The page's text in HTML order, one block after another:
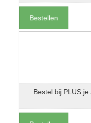
Bestellen
Bestel bij PLUS